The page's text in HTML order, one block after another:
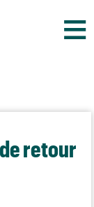
≡
retour